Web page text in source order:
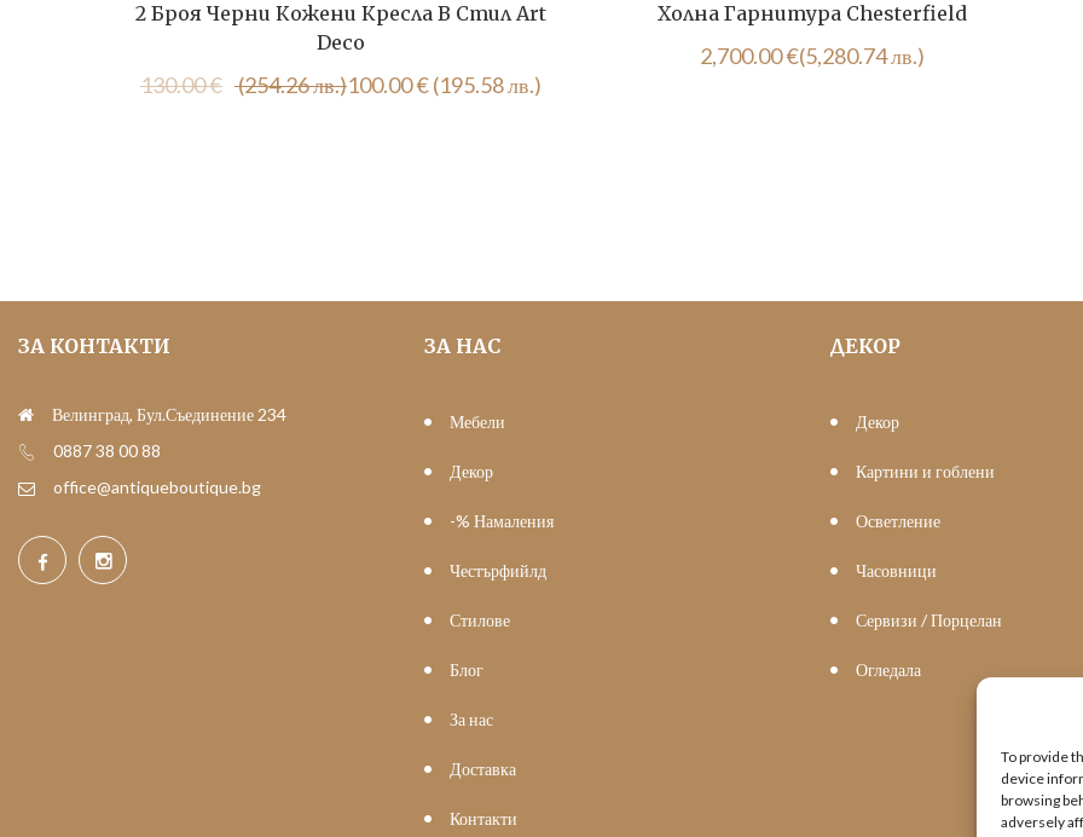
To provide
device
browsing
adversely
2 Броя Черни Кожени Кресла В Стил Art
Deco
130.00€ (254.26 лв.)Original
100.00€(195.58 лв.)
Текущата
Холна Гарнитура Chesterfield
2,700.00€(5,280.74 лв.)
ЗА КОНТАКТИ
Велинград, Бул.Съединение 234
0887 38 00 88
office@antiqueboutique.bg
ЗА НАС
Мебели
Декор
-% Намаления
Честърфийлд
Стилове
Блог
За нас
Доставка
Контакти
ДЕКОР
Декор
Картини и гоблени
Осветление
Часовници
Сервизи / Порцелан
Огледала